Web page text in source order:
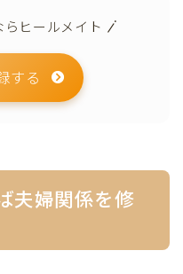
ヒールメイト
する
夫婦関係を修